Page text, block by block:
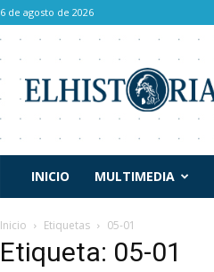
6 de agosto de 2026
Historiador
INICIO MULTIMEDIA
Inicio Etiquetas 05-01
Etiqueta: 05-01